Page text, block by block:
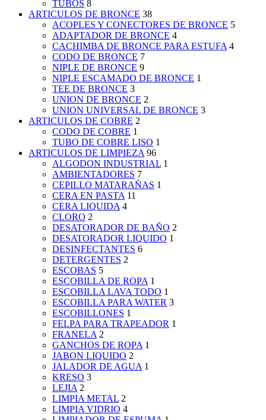
TUBOS 8
ARTICULOS DE BRONCE 38
ACOPLES Y CONECTORES DE BRONCE 5
ADAPTADOR DE BRONCE 4
CACHIMBA DE BRONCE PARA ESTUFA 4
CODO DE BRONCE 7
NIPLE DE BRONCE 9
NIPLE ESCAMADO DE BRONCE 1
TEE DE BRONCE 3
UNION DE BRONCE 2
UNION UNIVERSAL DE BRONCE 3
ARTICULOS DE COBRE 2
CODO DE COBRE 1
TUBO DE COBRE LISO 1
ARTICULOS DE LIMPIEZA 96
ALGODON INDUSTRIAL 1
AMBIENTADORES 7
CEPILLO MATARAÑAS 1
CERA EN PASTA 11
CERA LIQUIDA 4
CLORO 2
DESATORADOR DE BAÑO 2
DESATORADOR LIQUIDO 1
DESINFECTANTES 6
DETERGENTES 2
ESCOBAS 5
ESCOBILLA DE ROPA 1
ESCOBILLA LAVA TODO 1
ESCOBILLA PARA WATER 3
ESCOBILLONES 1
FELPA PARA TRAPEADOR 1
FRANELA 2
GANCHOS DE ROPA 1
JABON LIQUIDO 2
JALADOR DE AGUA 1
KRESO 3
LEJIA 2
LIMPIA METAL 2
LIMPIA VIDRIO 4